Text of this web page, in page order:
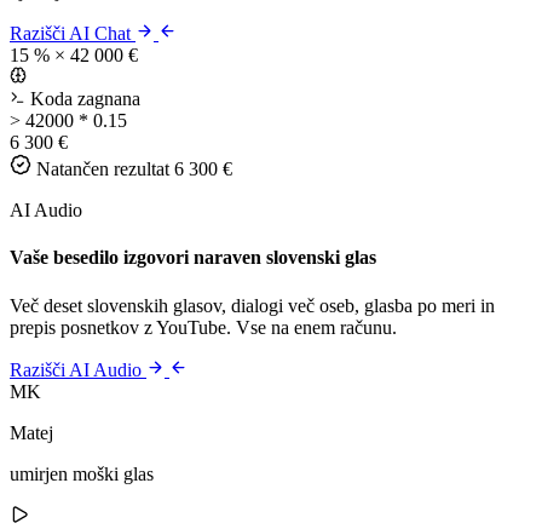
Razišči AI Chat
15 % × 42 000 €
Koda zagnana
> 42000 * 0.15
6 300 €
Natančen rezultat 6 300 €
AI Audio
Vaše besedilo izgovori naraven slovenski glas
Več deset slovenskih glasov, dialogi več oseb, glasba po meri in
prepis posnetkov z YouTube. Vse na enem računu.
Razišči AI Audio
MK
Matej
umirjen moški glas